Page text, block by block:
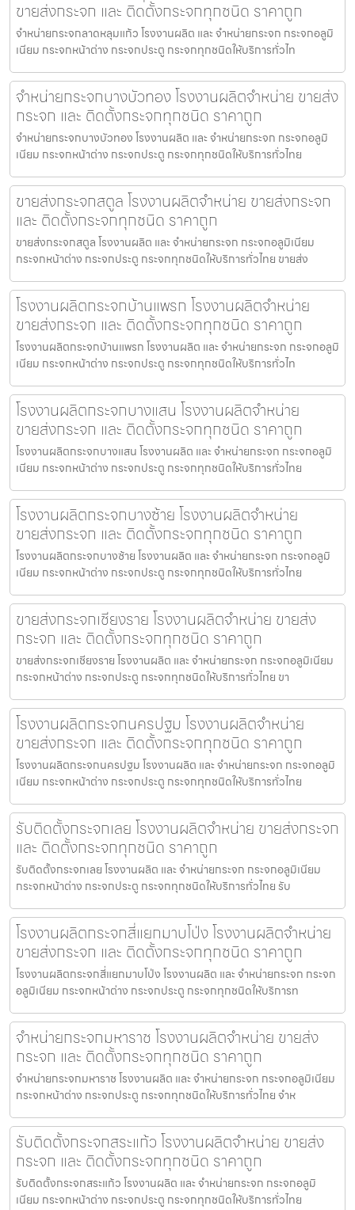
ขายส่งกระจก และ ติดตั้งกระจกทุกชนิด ราคาถูก
จำหน่ายกระจกลาดหลุมแก้ว โรงงานผลิต และ จำหน่ายกระจก กระจกอลูมิ
เนียม กระจกหน้าต่าง กระจกประตู กระจกทุกชนิดให้บริการทั่วไท
จำหน่ายกระจกบางบัวทอง โรงงานผลิตจำหน่าย ขายส่ง
กระจก และ ติดตั้งกระจกทุกชนิด ราคาถูก
จำหน่ายกระจกบางบัวทอง โรงงานผลิต และ จำหน่ายกระจก กระจกอลูมิ
เนียม กระจกหน้าต่าง กระจกประตู กระจกทุกชนิดให้บริการทั่วไทย
ขายส่งกระจกสตูล โรงงานผลิตจำหน่าย ขายส่งกระจก
และ ติดตั้งกระจกทุกชนิด ราคาถูก
ขายส่งกระจกสตูล โรงงานผลิต และ จำหน่ายกระจก กระจกอลูมิเนียม
กระจกหน้าต่าง กระจกประตู กระจกทุกชนิดให้บริการทั่วไทย ขายส่ง
โรงงานผลิตกระจกบ้านแพรก โรงงานผลิตจำหน่าย
ขายส่งกระจก และ ติดตั้งกระจกทุกชนิด ราคาถูก
โรงงานผลิตกระจกบ้านแพรก โรงงานผลิต และ จำหน่ายกระจก กระจกอลูมิ
เนียม กระจกหน้าต่าง กระจกประตู กระจกทุกชนิดให้บริการทั่วไท
โรงงานผลิตกระจกบางแสน โรงงานผลิตจำหน่าย
ขายส่งกระจก และ ติดตั้งกระจกทุกชนิด ราคาถูก
โรงงานผลิตกระจกบางแสน โรงงานผลิต และ จำหน่ายกระจก กระจกอลูมิ
เนียม กระจกหน้าต่าง กระจกประตู กระจกทุกชนิดให้บริการทั่วไทย
โรงงานผลิตกระจกบางซ้าย โรงงานผลิตจำหน่าย
ขายส่งกระจก และ ติดตั้งกระจกทุกชนิด ราคาถูก
โรงงานผลิตกระจกบางซ้าย โรงงานผลิต และ จำหน่ายกระจก กระจกอลูมิ
เนียม กระจกหน้าต่าง กระจกประตู กระจกทุกชนิดให้บริการทั่วไทย
ขายส่งกระจกเชียงราย โรงงานผลิตจำหน่าย ขายส่ง
กระจก และ ติดตั้งกระจกทุกชนิด ราคาถูก
ขายส่งกระจกเชียงราย โรงงานผลิต และ จำหน่ายกระจก กระจกอลูมิเนียม
กระจกหน้าต่าง กระจกประตู กระจกทุกชนิดให้บริการทั่วไทย ขา
โรงงานผลิตกระจกนครปฐม โรงงานผลิตจำหน่าย
ขายส่งกระจก และ ติดตั้งกระจกทุกชนิด ราคาถูก
โรงงานผลิตกระจกนครปฐม โรงงานผลิต และ จำหน่ายกระจก กระจกอลูมิ
เนียม กระจกหน้าต่าง กระจกประตู กระจกทุกชนิดให้บริการทั่วไทย
รับติดตั้งกระจกเลย โรงงานผลิตจำหน่าย ขายส่งกระจก
และ ติดตั้งกระจกทุกชนิด ราคาถูก
รับติดตั้งกระจกเลย โรงงานผลิต และ จำหน่ายกระจก กระจกอลูมิเนียม
กระจกหน้าต่าง กระจกประตู กระจกทุกชนิดให้บริการทั่วไทย รับ
โรงงานผลิตกระจกสี่แยกมาบโป่ง โรงงานผลิตจำหน่าย
ขายส่งกระจก และ ติดตั้งกระจกทุกชนิด ราคาถูก
โรงงานผลิตกระจกสี่แยกมาบโป่ง โรงงานผลิต และ จำหน่ายกระจก กระจก
อลูมิเนียม กระจกหน้าต่าง กระจกประตู กระจกทุกชนิดให้บริการท
จำหน่ายกระจกมหาราช โรงงานผลิตจำหน่าย ขายส่ง
กระจก และ ติดตั้งกระจกทุกชนิด ราคาถูก
จำหน่ายกระจกมหาราช โรงงานผลิต และ จำหน่ายกระจก กระจกอลูมิเนียม
กระจกหน้าต่าง กระจกประตู กระจกทุกชนิดให้บริการทั่วไทย จำห
รับติดตั้งกระจกสระแก้ว โรงงานผลิตจำหน่าย ขายส่ง
กระจก และ ติดตั้งกระจกทุกชนิด ราคาถูก
รับติดตั้งกระจกสระแก้ว โรงงานผลิต และ จำหน่ายกระจก กระจกอลูมิ
เนียม กระจกหน้าต่าง กระจกประตู กระจกทุกชนิดให้บริการทั่วไทย